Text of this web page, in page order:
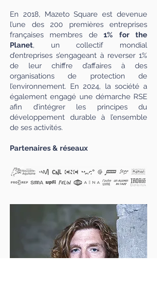
En 2018, Mazeto Square est devenue
l’une des 200 premières entreprises
françaises membres de1% for the
Planet, un collectif mondial
d’entreprises s’engageant à reverser 1%
de leur chiffre d’affaires à des
organisations de protection de
l’environnement. En 2024, la société a
également engagé une démarche RSE
afin d’intégrer les principes du
développement durable à l’ensemble
de ses activités.
Partenaires & réseaux